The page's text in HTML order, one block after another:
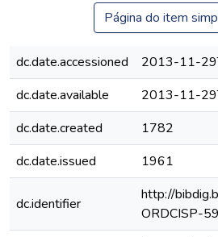
Página do item
dc.date.accessioned
2013-11-
dc.date.available
2013-11-
dc.date.created
1782
dc.date.issued
1961
dc.identifier
http://
ORDCISP-